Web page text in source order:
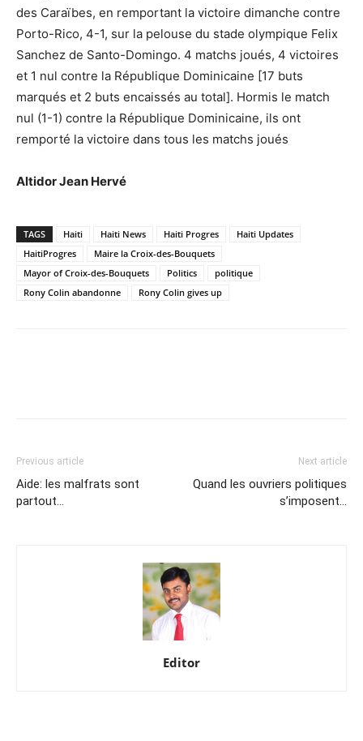
des Caraïbes, en remportant la victoire dimanche contre
Porto-Rico, 4-1, sur la pelouse du stade olympique Felix
Sanchez de Santo-Domingo. 4 matchs joués, 4 victoires
et 1 nul contre la République Dominicaine [17 buts
marqués et 2 buts encaissés au total]. Hormis le match
nul (1-1) contre la République Dominicaine, ils ont
remporté la victoire dans tous les matchs joués
Altidor Jean Hervé
TAGS Haiti Haiti News Haiti Progres
Haiti Updates
HaitiProgres
Maire la Croix-des-Bouquets
Mayor of Croix-des-Bouquets
Politics
politique
Rony Colin abandonne
Rony Colin gives up
Previous article
Aide: les malfrats sont
partout…
Next article
Quand les ouvriers politiques
s’imposent…
Editor